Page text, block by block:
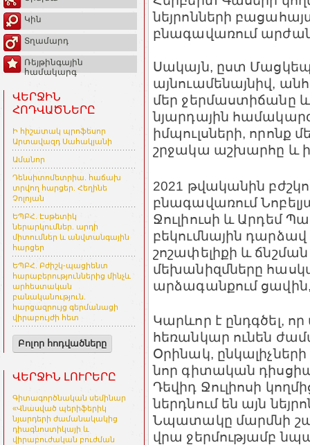
Կին
Տղամարդ
Ռեյթինգային
համակարգ
ՎԵՐՋԻՆ
ՀՈԴՎԱԾՆԵՐԸ
Ի հիշատակ պրոֆեսոր
Արտավազդ Սահակյանի
Ամանոր
Դենսիտոմետրիա. հաճախ
տրվող հարցեր. Հեղինե
Չոլոյան
ԵՊԲՀ. Էսթետիկ
ներարկումներ. արդի
միտումներ և անվտանգային
հարցեր
ԵՊԲՀ. Բժիշկ-պացիենտ
հարաբերություններից մինչև
արհեստական
բանականություն.
հարցազրույց գերմանացի
վիրաբույժի հետ
Բոլոր հոդվածները
ՎԵՐՋԻՆ ԼՈՒՐԵՐԸ
Գիտագործնական սեմինար
«Վնասված պերիֆերիկ
նյարդերի ժամանակակից
դիագնոստիկայի և
վիրաբուժական բուժման
նեյրոնների
բնագավառում
Սակայն, ըստ
այնուամենայնիվ,
մեր ջերմաստիճանը
նյարդային
իմպուլսների, որոնք
շրջակա աշխարհը և
2021 թվականին
բնագավառում
Ջուլիուսի և Արդեմ
բեկումնային
շոշափելիքի և
մեխանիզմները
արձագանքում
Կարևոր է ընդգծել,
հեռանկար ունեն
Օրինակ,
նոր գիտական
Դեվիդ Ջուլիոսի
ներդնում են այն
Նպատակը մարմնի
վրա ջերմությամբ